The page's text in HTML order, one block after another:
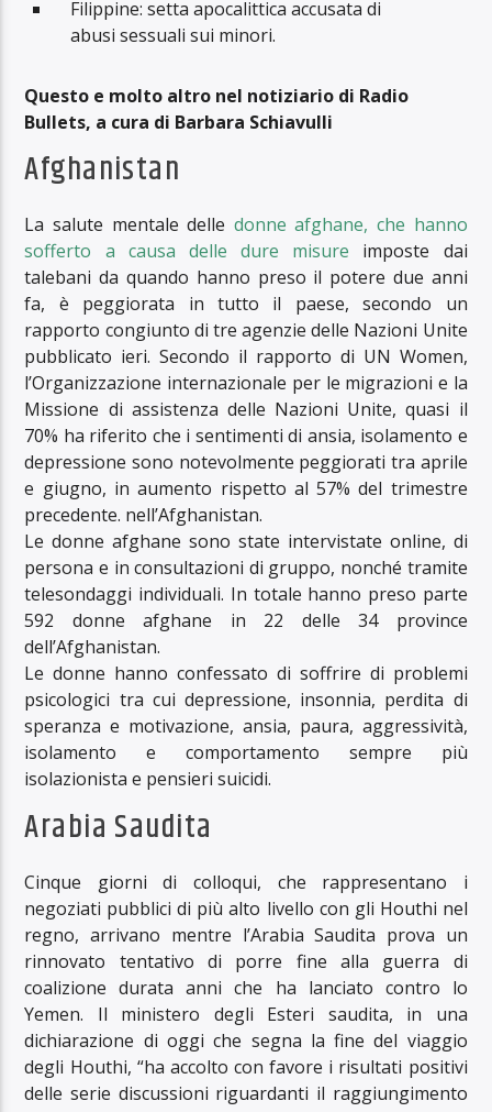
Filippine: setta apocalittica accusata di
abusi sessuali sui minori.
Questo e molto altro nel notiziario di Radio
Bullets, a cura di Barbara Schiavulli
Afghanistan
La salute mentale delle donne afghane, che hanno
sofferto a causa delle dure misure imposte dai
talebani da quando hanno preso il potere due anni
fa, è peggiorata in tutto il paese, secondo un
rapporto congiunto di tre agenzie delle Nazioni Unite
pubblicato ieri. Secondo il rapporto di UN Women,
l’Organizzazione internazionale per le migrazioni e la
Missione di assistenza delle Nazioni Unite, quasi il
70% ha riferito che i sentimenti di ansia, isolamento e
depressione sono notevolmente peggiorati tra aprile
e giugno, in aumento rispetto al 57% del trimestre
precedente. nell’Afghanistan.
Le donne afghane sono state intervistate online, di
persona e in consultazioni di gruppo, nonché tramite
telesondaggi individuali. In totale hanno preso parte
592 donne afghane in 22 delle 34 province
dell’Afghanistan.
Le donne hanno confessato di soffrire di problemi
psicologici tra cui depressione, insonnia, perdita di
speranza e motivazione, ansia, paura, aggressività,
isolamento e comportamento sempre più
isolazionista e pensieri suicidi.
Arabia Saudita
Cinque giorni di colloqui, che rappresentano i
negoziati pubblici di più alto livello con gli Houthi nel
regno, arrivano mentre l’Arabia Saudita prova un
rinnovato tentativo di porre fine alla guerra di
coalizione durata anni che ha lanciato contro lo
Yemen. Il ministero degli Esteri saudita, in una
dichiarazione di oggi che segna la fine del viaggio
degli Houthi, “ha accolto con favore i risultati positivi
delle serie discussioni riguardanti il ​​raggiungimento